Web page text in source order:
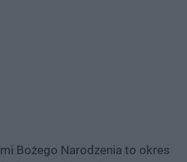
Bożego Narodzenia to okres